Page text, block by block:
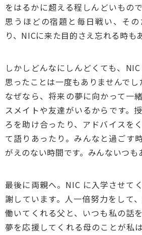
をはるかに超える程しんどいもの
思うほどの宿題と毎日戦い、そ
り、NICに来た目的さえ忘れる時も
しかしどんなにしんどくても、
思ったことは一度もありませんでし
なぜなら、将来の夢に向かって一
スメイトや友達がいるからです。
ろを助け合ったり、アドバイスを
て語りあったり。みんなと過ごす
がえのない時間です。みんないつも
最後に両親へ。NIC に入学させて
謝しています。人一倍努力をして
働いてくれる父と、いつも私の話
夢を応援してくれる母のことが私